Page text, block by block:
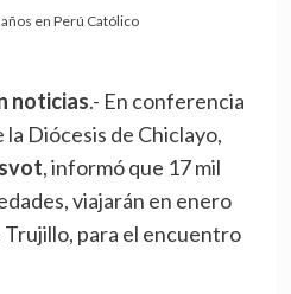
en Perú Católico
noticias.- En conferencia
la Diócesis de Chiclayo,
, informó que 17 mil
viajarán en enero
Trujillo, para el encuentro